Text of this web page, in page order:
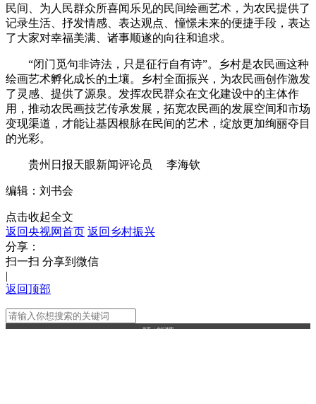
民间、为人民群众所喜闻乐见的民间绘画艺术，为农民提供了
记录生活、抒发情感、表达观点、憧憬未来的便捷手段，表达
了大家对幸福美满、诸事顺遂的向往和追求。
“闭门觅句非诗法，只是征行自有诗”。乡村是农民画这种
绘画艺术孵化成长的土壤。乡村全面振兴，为农民画创作激发
了灵感、提供了源泉。发挥农民群众在文化建设中的主体作
用，推动农民画技艺传承发展，拓宽农民画的发展空间和市场
变现渠道，才能让基因根脉在民间的艺术，绽放更加绚丽夺目
的光彩。
贵州日报天眼新闻评论员 李海钦
编辑：刘书会
点击收起全文
返回央视网首页 返回乡村振兴
分享：
扫一扫 分享到微信
|
返回顶部
首页 | 全站地图